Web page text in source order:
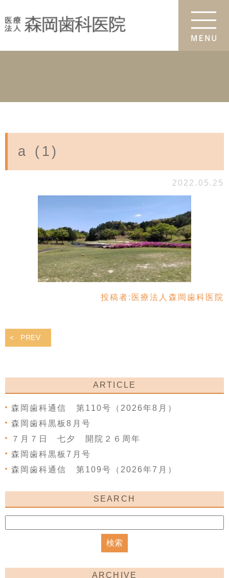
a (1)
2022.05.25
投稿者: 医療法人森岡歯科医院
PREV
ARTICLE
森岡歯科通信 第110号（2026年8月）
森岡歯科黒板8月号
７月７日 七夕 開院２６周年
森岡歯科黒板7月号
森岡歯科通信 第109号（2026年7月）
SEARCH
ARCHIVE